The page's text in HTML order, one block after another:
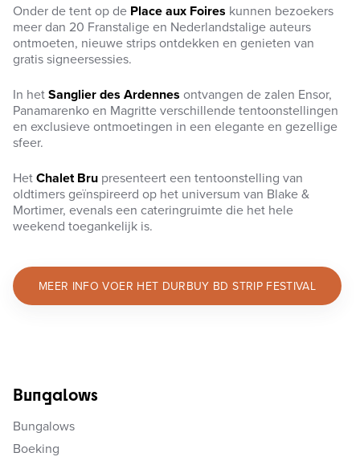
Onder de tent op de Place aux Foires kunnen bezoekers
meer dan 20 Franstalige en Nederlandstalige auteurs
ontmoeten, nieuwe strips ontdekken en genieten van
gratis signeersessies.
In het Sanglier des Ardennes ontvangen de zalen Ensor,
Panamarenko en Magritte verschillende tentoonstellingen
en exclusieve ontmoetingen in een elegante en gezellige
sfeer.
Het Chalet Bru presenteert een tentoonstelling van
oldtimers geïnspireerd op het universum van Blake &
Mortimer, evenals een cateringruimte die het hele
weekend toegankelijk is.
MEER INFO VOER HET DURBUY BD STRIP FESTIVAL
Bungalows
Bungalows
Boeking